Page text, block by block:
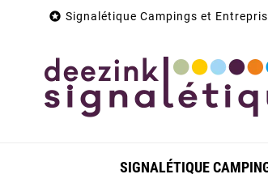
 Signalétique Campings et
SIGNALÉTIQUE